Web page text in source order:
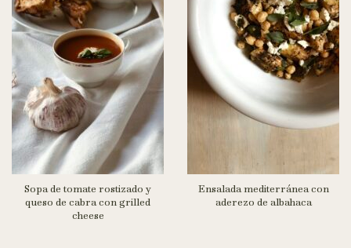
Sopa de tomate rostizado y
queso de cabra con grilled
cheese
Ensalada mediterránea con
aderezo de albahaca